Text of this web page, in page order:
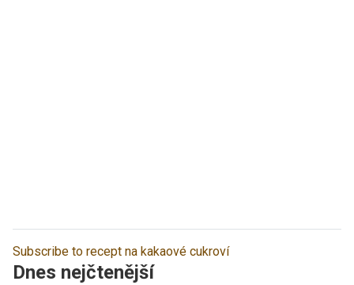
Subscribe to recept na kakaové cukroví
Dnes nejčtenější